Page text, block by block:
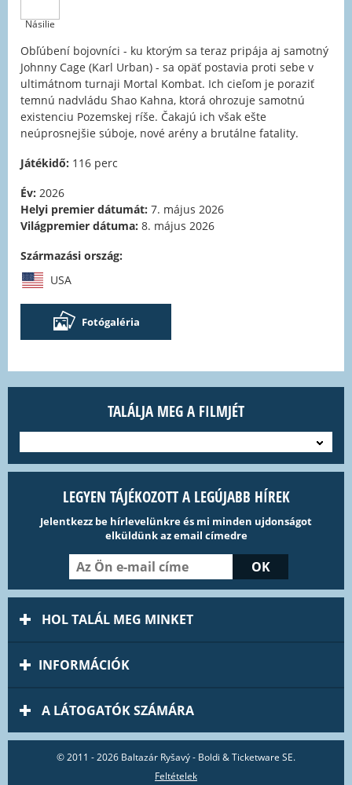
Násilie
Obľúbení bojovníci - ku ktorým sa teraz pripája aj samotný
Johnny Cage (Karl Urban) - sa opäť postavia proti sebe v
ultimátnom turnaji Mortal Kombat. Ich cieľom je poraziť
temnú nadvládu Shao Kahna, ktorá ohrozuje samotnú
existenciu Pozemskej ríše. Čakajú ich však ešte
neúprosnejšie súboje, nové arény a brutálne fatality.
Játékidő: 116 perc
Év: 2026
Helyi premier dátumát: 7. május 2026
Világpremier dátuma: 8. május 2026
Származási ország:
USA
Fotógaléria
TALÁLJA MEG A FILMJÉT
LEGYEN TÁJÉKOZOTT A LEGÚJABB HÍREK
Jelentkezz be hírlevelünkre és mi minden ujdonságot
elküldünk az email címedre
HOL TALÁL MEG MINKET
INFORMÁCIÓK
A LÁTOGATÓK SZÁMÁRA
© 2011 - 2026 Baltazár Ryšavý - Boldi & Ticketware SE.
Feltételek